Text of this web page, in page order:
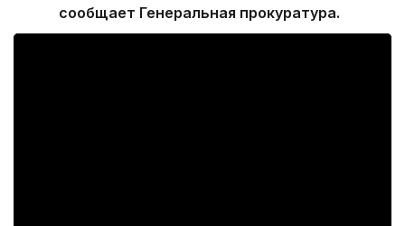
сообщает Генеральная прокуратура.